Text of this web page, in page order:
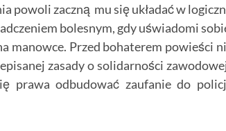
powoli zaczną mu się układać w
bolesnym, gdy uświadomi
manowce. Przed bohaterem powieści
zasady o solidarności
prawa odbudować zaufanie do